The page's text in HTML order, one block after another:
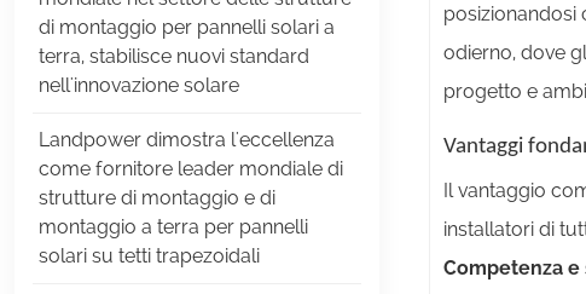
posizionandosi
odierno, dove
progetto e
Vantaggi
Il vantaggio
installatori di
Competenza
di montaggio per pannelli solari a
terra, stabilisce nuovi standard
nell'innovazione solare
Landpower dimostra l'eccellenza
come fornitore leader mondiale di
strutture di montaggio e di
montaggio a terra per pannelli
solari su tetti trapezoidali